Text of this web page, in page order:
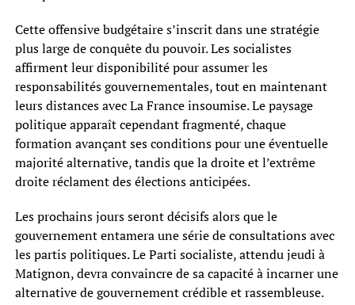
Cette offensive budgétaire s’inscrit dans une stratégie
plus large de conquête du pouvoir. Les socialistes
affirment leur disponibilité pour assumer les
responsabilités gouvernementales, tout en maintenant
leurs distances avec La France insoumise. Le paysage
politique apparaît cependant fragmenté, chaque
formation avançant ses conditions pour une éventuelle
majorité alternative, tandis que la droite et l’extrême
droite réclament des élections anticipées.
Les prochains jours seront décisifs alors que le
gouvernement entamera une série de consultations avec
les partis politiques. Le Parti socialiste, attendu jeudi à
Matignon, devra convaincre de sa capacité à incarner une
alternative de gouvernement crédible et rassembleuse.